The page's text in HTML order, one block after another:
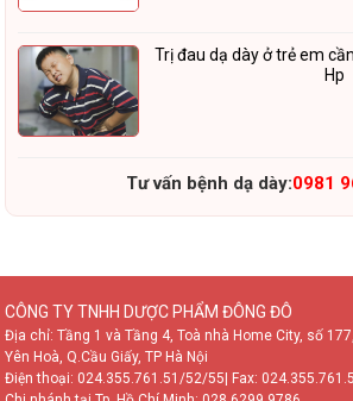
Trị đau dạ dày ở trẻ em
Hp
Tư vấn bệnh dạ dày:0981
CÔNG TY TNHH DƯỢC PHẨM ĐÔNG ĐÔ
Địa chỉ: Tầng 1 và Tầng 4, Toà nhà Home City, số
Yên Hoà, Q.Cầu Giấy, TP Hà Nội
Điện thoại: 024.355.761.51/52/55
| Fax: